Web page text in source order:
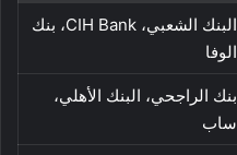
البنك الشعبي، CIH Bank، بنك
الوفا
بنك الراجحي، البنك الأهلي،
ساب